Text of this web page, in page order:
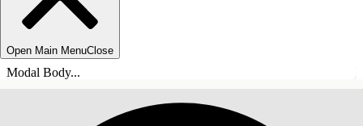
Open Main MenuClose
Modal Body...